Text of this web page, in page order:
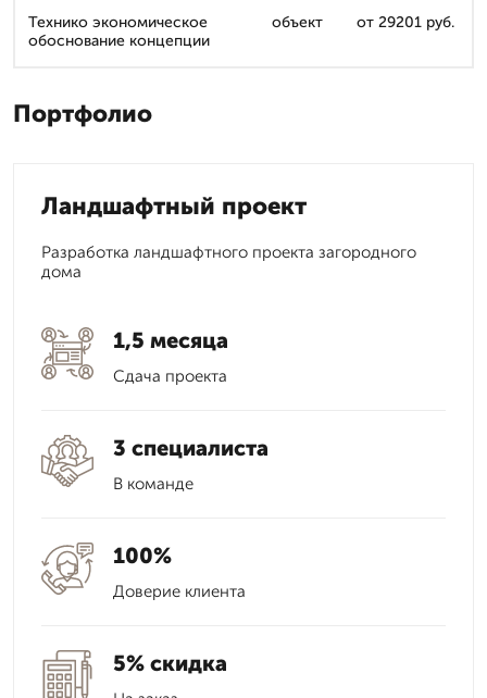
Технико экономическое
обоснование концепции
объект от 29201 руб.
Портфолио
Ландшафтный проект
Разработка ландшафтного проекта загородного
дома
1,5 месяца
Сдача проекта
3 специалиста
В команде
100%
Доверие клиента
5% скидка